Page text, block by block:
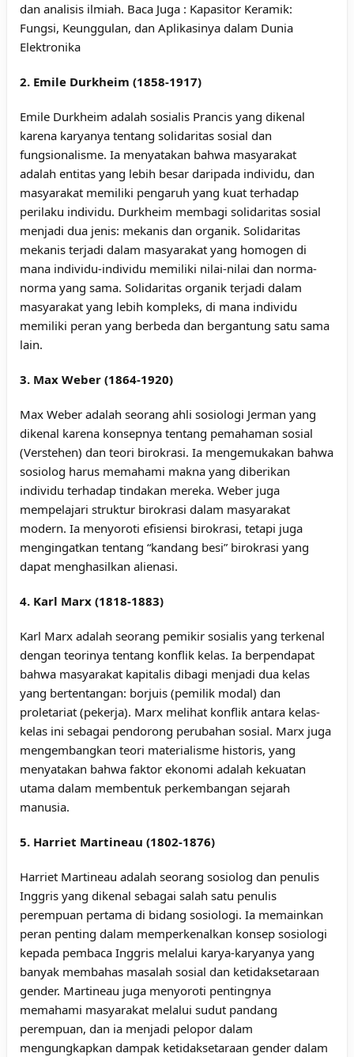
dan analisis ilmiah. Baca Juga : Kapasitor Keramik:
Fungsi, Keunggulan, dan Aplikasinya dalam Dunia
Elektronika
2. Emile Durkheim (1858-1917)
Emile Durkheim adalah sosialis Prancis yang dikenal
karena karyanya tentang solidaritas sosial dan
fungsionalisme. Ia menyatakan bahwa masyarakat
adalah entitas yang lebih besar daripada individu, dan
masyarakat memiliki pengaruh yang kuat terhadap
perilaku individu. Durkheim membagi solidaritas sosial
menjadi dua jenis: mekanis dan organik. Solidaritas
mekanis terjadi dalam masyarakat yang homogen di
mana individu-individu memiliki nilai-nilai dan norma-
norma yang sama. Solidaritas organik terjadi dalam
masyarakat yang lebih kompleks, di mana individu
memiliki peran yang berbeda dan bergantung satu sama
lain.
3. Max Weber (1864-1920)
Max Weber adalah seorang ahli sosiologi Jerman yang
dikenal karena konsepnya tentang pemahaman sosial
(Verstehen) dan teori birokrasi. Ia mengemukakan bahwa
sosiolog harus memahami makna yang diberikan
individu terhadap tindakan mereka. Weber juga
mempelajari struktur birokrasi dalam masyarakat
modern. Ia menyoroti efisiensi birokrasi, tetapi juga
mengingatkan tentang “kandang besi” birokrasi yang
dapat menghasilkan alienasi.
4. Karl Marx (1818-1883)
Karl Marx adalah seorang pemikir sosialis yang terkenal
dengan teorinya tentang konflik kelas. Ia berpendapat
bahwa masyarakat kapitalis dibagi menjadi dua kelas
yang bertentangan: borjuis (pemilik modal) dan
proletariat (pekerja). Marx melihat konflik antara kelas-
kelas ini sebagai pendorong perubahan sosial. Marx juga
mengembangkan teori materialisme historis, yang
menyatakan bahwa faktor ekonomi adalah kekuatan
utama dalam membentuk perkembangan sejarah
manusia.
5. Harriet Martineau (1802-1876)
Harriet Martineau adalah seorang sosiolog dan penulis
Inggris yang dikenal sebagai salah satu penulis
perempuan pertama di bidang sosiologi. Ia memainkan
peran penting dalam memperkenalkan konsep sosiologi
kepada pembaca Inggris melalui karya-karyanya yang
banyak membahas masalah sosial dan ketidaksetaraan
gender. Martineau juga menyoroti pentingnya
memahami masyarakat melalui sudut pandang
perempuan, dan ia menjadi pelopor dalam
mengungkapkan dampak ketidaksetaraan gender dalam